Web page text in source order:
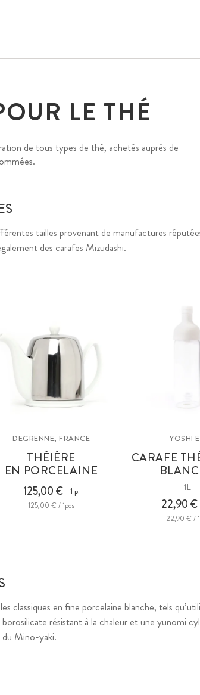
LE THÉ
de tous types de thé, achetés auprès de
tailles provenant de manufactures
des carafes Mizudashi.
DEGRENNE, FRANCE
THÉIÈRE
EN PORCELAINE
125,00 €
1 p.
125,00 € / 1pcs
YOSHI
CARAFE
1L
22,90 €
22,90 € /
classiques en fine porcelaine blanche, tels
résistant à la chaleur et une yunomi
du Mino-yaki.